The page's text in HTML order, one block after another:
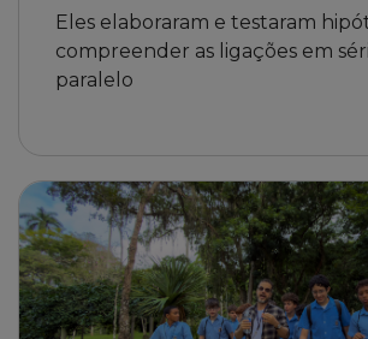
Eles elaboraram e testaram
compreender as ligações em
paralelo